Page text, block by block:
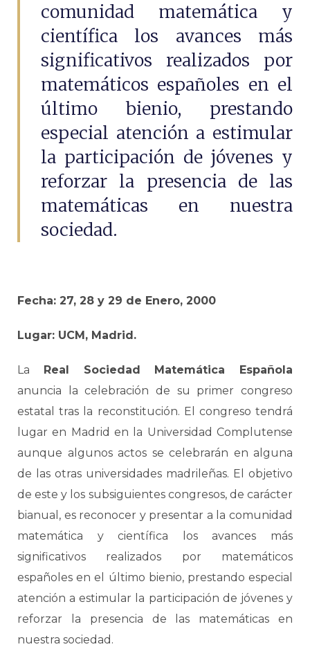
comunidad matemática y
científica los avances más
significativos realizados por
matemáticos españoles en el
último bienio, prestando
especial atención a estimular
la participación de jóvenes y
reforzar la presencia de las
matemáticas en nuestra
sociedad.
Fecha: 27, 28 y 29 de Enero, 2000
Lugar: UCM, Madrid.
La Real Sociedad Matemática Española
anuncia la celebración de su primer congreso
estatal tras la reconstitución. El congreso tendrá
lugar en Madrid en la Universidad Complutense
aunque algunos actos se celebrarán en alguna
de las otras universidades madrileñas. El objetivo
de este y los subsiguientes congresos, de carácter
bianual, es reconocer y presentar a la comunidad
matemática y científica los avances más
significativos realizados por matemáticos
españoles en el último bienio, prestando especial
atención a estimular la participación de jóvenes y
reforzar la presencia de las matemáticas en
nuestra sociedad.